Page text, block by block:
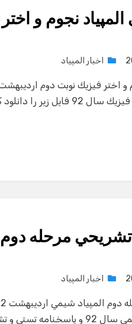
نجوم و
اخبار المپیاد
مرحله دوم المپياد نجوم و اختر
مرحله دوم
اخبار المپیاد
تشريحي مرحله دوم المپياد شيمي